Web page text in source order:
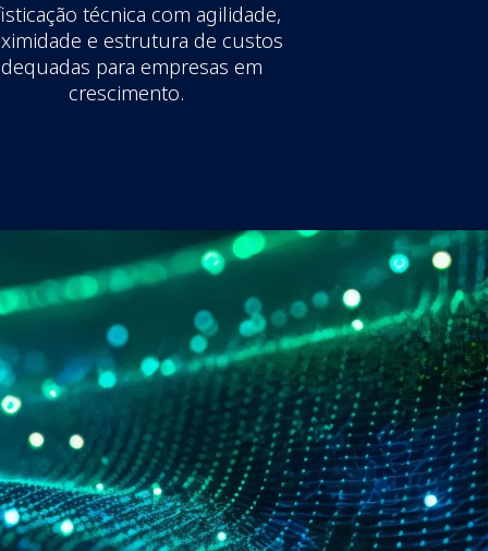
técnica com agilidade,
e estrutura de custos
para empresas em
crescimento.